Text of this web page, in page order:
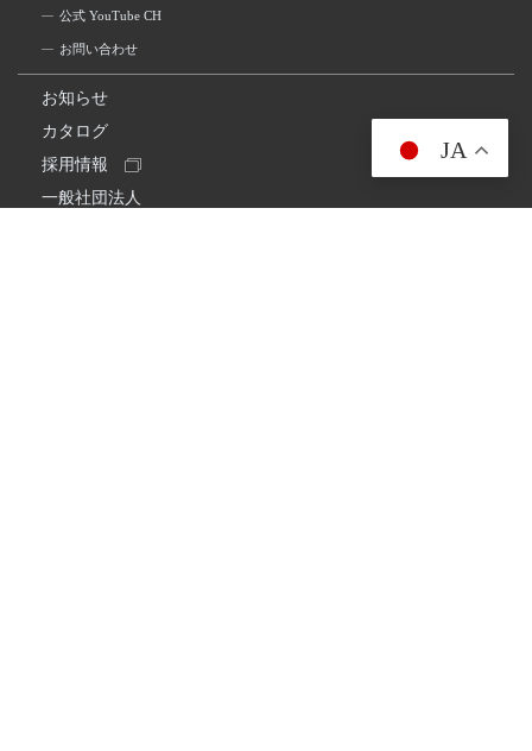
公式 YouTube CH
お問い合わせ
お知らせ
カタログ
採用情報
一般社団法人
JA